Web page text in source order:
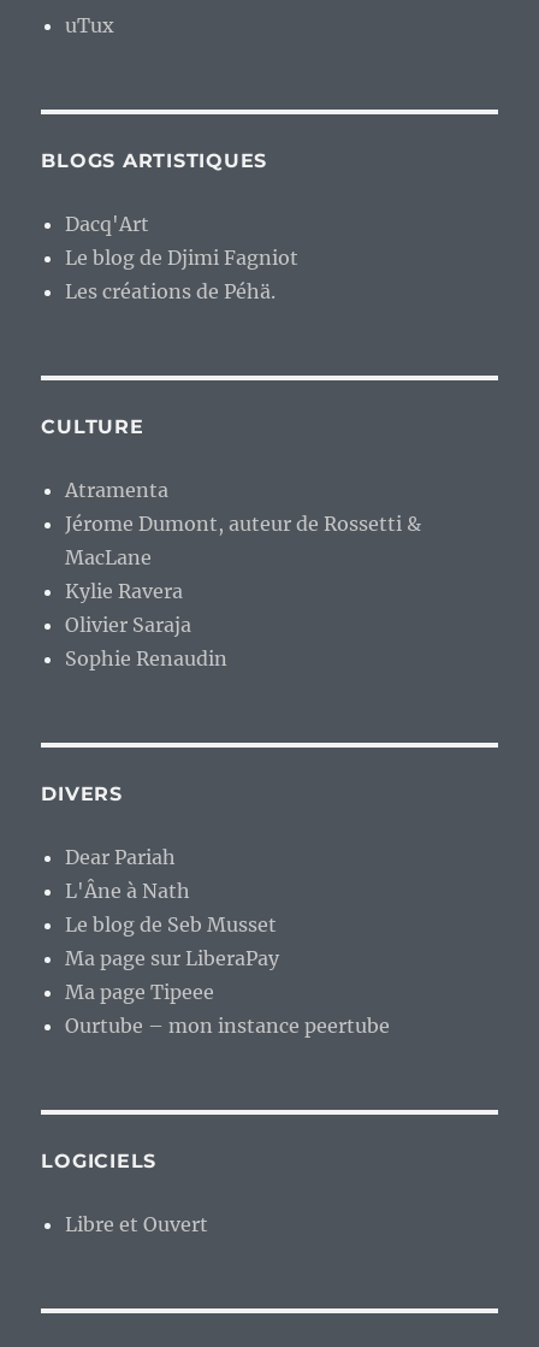
uTux
BLOGS ARTISTIQUES
Dacq'Art
Le blog de Djimi Fagniot
Les créations de Péhä.
CULTURE
Atramenta
Jérome Dumont, auteur de Rossetti &
MacLane
Kylie Ravera
Olivier Saraja
Sophie Renaudin
DIVERS
Dear Pariah
L'Âne à Nath
Le blog de Seb Musset
Ma page sur LiberaPay
Ma page Tipeee
Ourtube – mon instance peertube
LOGICIELS
Libre et Ouvert